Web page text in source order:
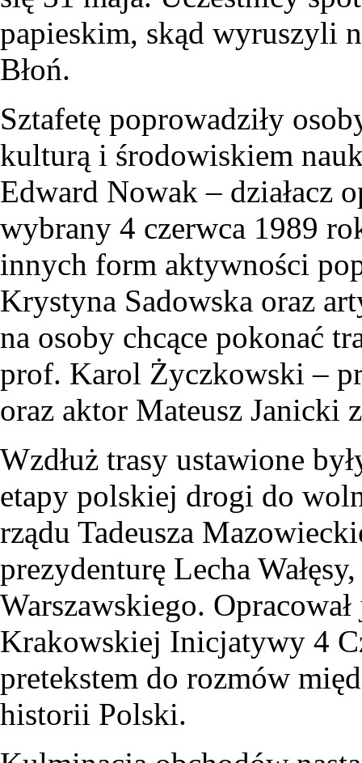
papieskim, skąd wyruszyli
Błoń.
Sztafetę poprowadziły
kulturą i środowiskiem
Edward Nowak – działacz
wybrany 4 czerwca 1989
innych form aktywności
Krystyna Sadowska oraz
na osoby chcące pokonać
prof. Karol Życzkowski –
oraz aktor Mateusz Janicki
Wzdłuż trasy ustawione
etapy polskiej drogi do
rządu Tadeusza
prezydenturę Lecha
Warszawskiego.
Krakowskiej Inicjatywy 4
pretekstem do rozmów
historii Polski.